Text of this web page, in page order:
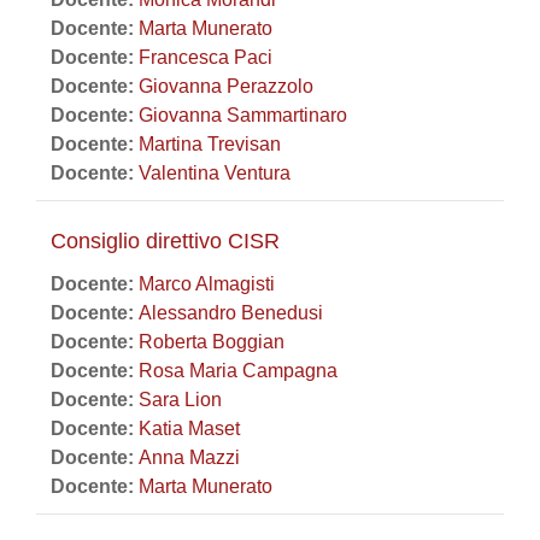
Docente: Marta Munerato
Docente: Francesca Paci
Docente: Giovanna Perazzolo
Docente: Giovanna Sammartinaro
Docente: Martina Trevisan
Docente: Valentina Ventura
Consiglio direttivo CISR
Docente: Marco Almagisti
Docente: Alessandro Benedusi
Docente: Roberta Boggian
Docente: Rosa Maria Campagna
Docente: Sara Lion
Docente: Katia Maset
Docente: Anna Mazzi
Docente: Marta Munerato